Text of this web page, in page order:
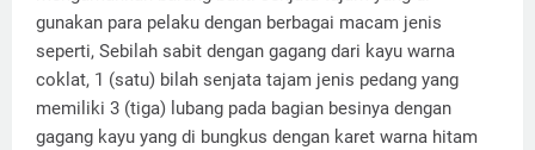
gunakan para pelaku dengan berbagai macam jenis
seperti, Sebilah sabit dengan gagang dari kayu warna
coklat, 1 (satu) bilah senjata tajam jenis pedang yang
memiliki 3 (tiga) lubang pada bagian besinya dengan
gagang kayu yang di bungkus dengan karet warna hitam